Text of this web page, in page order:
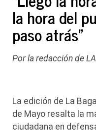
la hora del
paso atrás”
Por la redacción de
La edición de La
de Mayo resalta la
ciudadana en